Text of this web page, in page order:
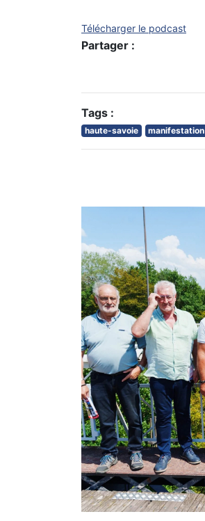
Télécharger le podcast
Partager :
Tags :
haute-savoie manifestation